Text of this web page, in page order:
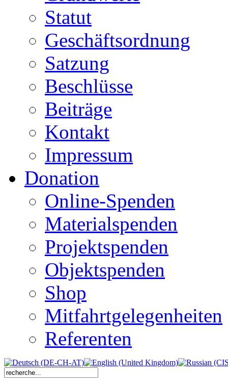
Statut
Geschäftsordnung
Satzung
Beschlüsse
Beiträge
Kontakt
Impressum
Donation
Online-Spenden
Materialspenden
Projektspenden
Objektspenden
Shop
Mitfahrtgelegenheiten
Referenten